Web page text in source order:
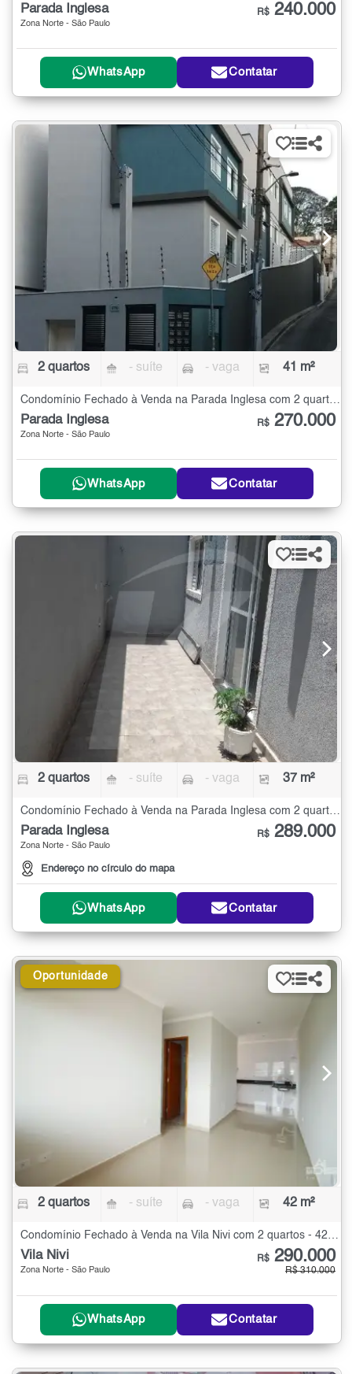
Parada Inglesa
Zona Norte - São Paulo
R$ 240.000
WhatsApp Contatar
2 quartos - suíte - vaga 41 m²
Condomínio Fechado à Venda na Parada Inglesa com 2 quartos - 41 m²
Parada Inglesa
Zona Norte - São Paulo
R$ 270.000
WhatsApp Contatar
2 quartos - suíte - vaga 37 m²
Condomínio Fechado à Venda na Parada Inglesa com 2 quartos - 37 m²
Parada Inglesa
Zona Norte - São Paulo
Endereço no círculo do mapa
R$ 289.000
WhatsApp Contatar
Oportunidade
2 quartos - suíte - vaga 42 m²
Condomínio Fechado à Venda na Vila Nivi com 2 quartos - 42 m²
Vila Nivi
Zona Norte - São Paulo
R$ 290.000
R$ 310.000
WhatsApp Contatar